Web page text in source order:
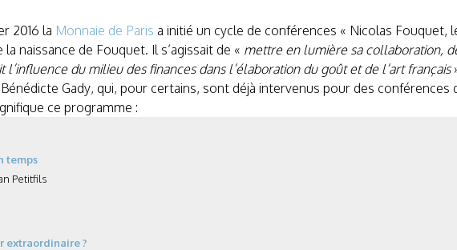
2016 la Monnaie de Paris a initié un cycle de conférences « Nicolas Fouquet,
naissance de Fouquet. Il s’agissait de « mettre en lumière sa collaboration,
du milieu des finances dans l’élaboration du goût et de l’art français
Gady, qui, pour certains, sont déjà intervenus pour des conférences
ce programme :
temps
Petitfils
extraordinaire ?